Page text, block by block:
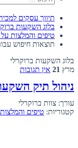
תיווך עסקים
בלוג השקעות
טיפים והמלצות
תוצאות חיפוש
בלוג השקעות ברוקרלי
מרץ 21 אין תגובות
ניהול תיק
עורך: צוות ברוקרלי
קטגוריות: טיפים